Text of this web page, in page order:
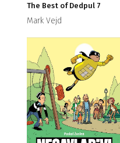
The Best of Dedpul 7
Mark Vejd